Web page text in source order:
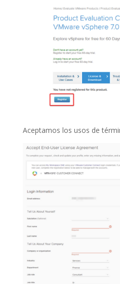
Aceptamos los usos de